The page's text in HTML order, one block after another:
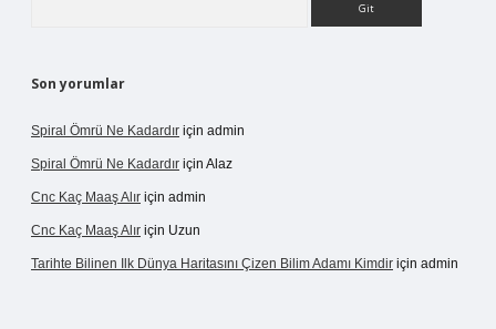
Son yorumlar
Spiral Ömrü Ne Kadardır için admin
Spiral Ömrü Ne Kadardır için Alaz
Cnc Kaç Maaş Alır için admin
Cnc Kaç Maaş Alır için Uzun
Tarihte Bilinen Ilk Dünya Haritasını Çizen Bilim Adamı Kimdir için admin